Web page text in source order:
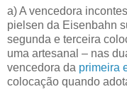
a) A vencedora
pielsen da Eisenbahn
segunda e terceira
uma artesanal – nas
vencedora da primeira
colocação quando